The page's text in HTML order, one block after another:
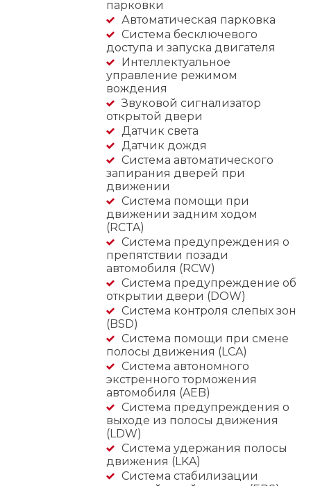
парковки
Автоматическая парковка
Система бесключевого
доступа и запуска двигателя
Интеллектуальное
управление режимом
вождения
Звуковой сигнализатор
открытой двери
Датчик света
Датчик дождя
Система автоматического
запирания дверей при
движении
Система помощи при
движении задним ходом
(RCTA)
Система предупреждения о
препятствии позади
автомобиля (RCW)
Система предупреждение об
открытии двери (DOW)
Система контроля слепых зон
(BSD)
Система помощи при смене
полосы движения (LCA)
Cистема автономного
экстренного торможения
автомобиля (AEB)
Система предупреждения о
выходе из полосы движения
(LDW)
Система удержания полосы
движения (LKA)
Система стабилизации